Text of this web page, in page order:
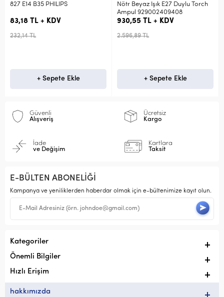
B35 PHILIPS
+ KDV
+ Sepete Ekle
Nötr Beyaz Işık E27 Duylu Torch
Ampul 929002409408
930,55 TL + KDV
2.596,89 TL
+ Sepete Ekle
Duy LED
Güvenli
Alışveriş
Ücretsiz
Kargo
İade
ve Değişim
Kartlara
Taksit
E-BÜLTEN ABONELİĞİ
Kampanya ve yeniliklerden haberdar olmak için e-bültenimize kayıt olun.
Kategoriler
Önemli Bilgiler
Hızlı Erişim
hakkımızda